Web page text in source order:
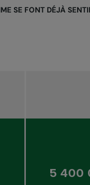
SE FONT DÉJÀ
5 400